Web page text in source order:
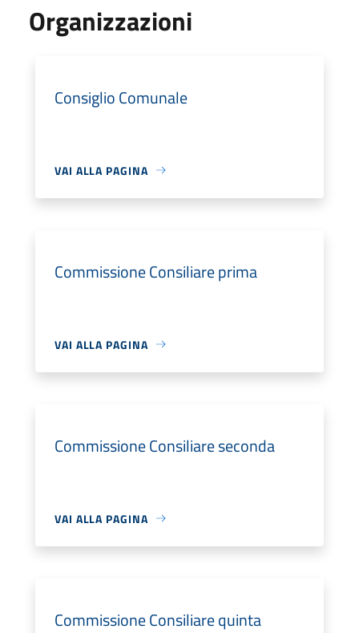
Organizzazioni
Consiglio Comunale
VAI ALLA PAGINA
Commissione Consiliare prima
VAI ALLA PAGINA
Commissione Consiliare seconda
VAI ALLA PAGINA
Commissione Consiliare quinta